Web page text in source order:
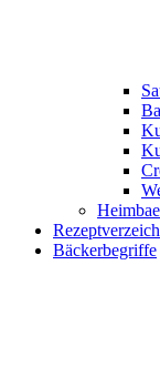
Bäckerbegriffe